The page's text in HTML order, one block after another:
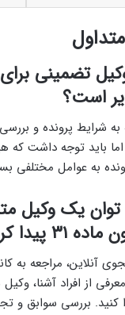
تضمینی
به شرایط پرونده و
اما باید توجه داشت
به عوامل مختلفی
توان یک وکیل
کرد؟
آنلاین، مراجعه به
از افراد آشنا،
ماده ۳۱ را پیدا کنید. بررسی